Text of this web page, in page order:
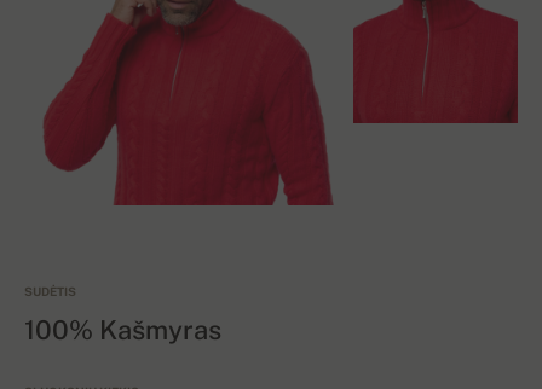
SUDĖTIS
100% Kašmyras